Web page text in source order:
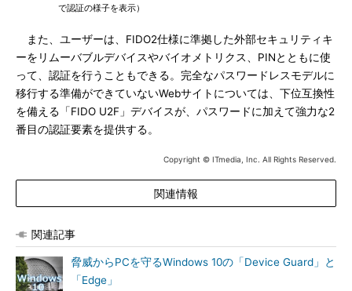
で認証の様子を表示）
また、ユーザーは、FIDO2仕様に準拠した外部セキュリティキ
ーをリムーバブルデバイスやバイオメトリクス、PINとともに使
って、認証を行うこともできる。完全なパスワードレスモデルに
移行する準備ができていないWebサイトについては、下位互換性
を備える「FIDO U2F」デバイスが、パスワードに加えて強力な2
番目の認証要素を提供する。
Copyright © ITmedia, Inc. All Rights Reserved.
関連情報
関連記事
脅威からPCを守るWindows 10の「Device Guard」と
「Edge」